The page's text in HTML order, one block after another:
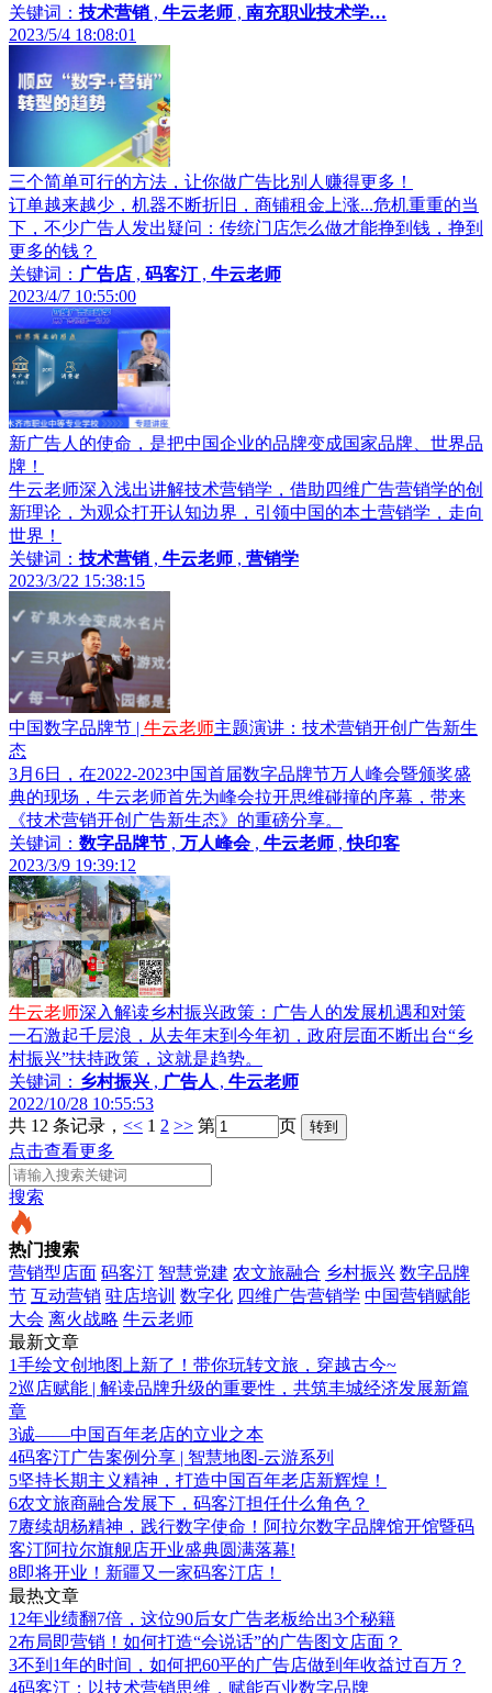
关键词： 技术营销 , 牛云老师 , 南充职业技术学…
2023/5/4 18:08:01
三个简单可行的方法，让你做广告比别人赚得更多！
订单越来越少，机器不断折旧，商铺租金上涨...危机重重的当
下，不少广告人发出疑问：传统门店怎么做才能挣到钱，挣到
更多的钱？
关键词： 广告店 , 码客汀, 牛云老师
2023/4/7 10:55:00
新广告人的使命，是把中国企业的品牌变成国家品牌、世界品
牌！
牛云老师深入浅出讲解技术营销学，借助四维广告营销学的创
新理论，为观众打开认知边界，引领中国的本土营销学，走向
世界！
关键词： 技术营销 , 牛云老师 , 营销学
2023/3/22 15:38:15
中国数字品牌节 | 牛云老师主题演讲：技术营销开创广告新生
态
3月6日，在2022-2023中国首届数字品牌节万人峰会暨颁奖盛
典的现场，牛云老师首先为峰会拉开思维碰撞的序幕，带来
《技术营销开创广告新生态》的重磅分享。
关键词： 数字品牌节 , 万人峰会, 牛云老师 ,快印客
2023/3/9 19:39:12
牛云老师深入解读乡村振兴政策：广告人的发展机遇和对策
一石激起千层浪，从去年末到今年初，政府层面不断出台“乡
村振兴”扶持政策，这就是趋势。
关键词： 乡村振兴 , 广告人 , 牛云老师
2022/10/28 10:55:53
共 12 条记录， << 1 2 >> 第
页
点击查看更多
搜索
热门搜索
营销型店面 码客汀 智慧党建 农文旅融合 乡村振兴 数字品牌
节 互动营销 驻店培训 数字化 四维广告营销学 中国营销赋能
大会 离火战略 牛云老师
最新文章
1手绘文创地图上新了！带你玩转文旅，穿越古今~
2巡店赋能 | 解读品牌升级的重要性，共筑丰城经济发展新篇
章
3诚——中国百年老店的立业之本
4码客汀广告案例分享 | 智慧地图-云游系列
5坚持长期主义精神，打造中国百年老店新辉煌！
6农文旅商融合发展下，码客汀担任什么角色？
7赓续胡杨精神，践行数字使命！阿拉尔数字品牌馆开馆暨码
客汀阿拉尔旗舰店开业盛典圆满落幕!
8即将开业！新疆又一家码客汀店！
最热文章
1 2年业绩翻7倍，这位90后女广告老板给出3个秘籍
2布局即营销！如何打造“会说话”的广告图文店面？
3不到1年的时间，如何把60平的广告店做到年收益过百万？
4码客汀：以技术营销思维，赋能百业数字品牌